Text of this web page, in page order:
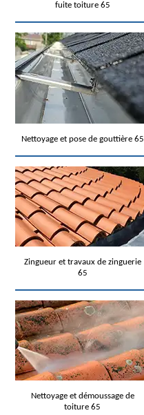
fuite toiture 65
Nettoyage et pose de gouttière 65
Zingueur et travaux de zinguerie
65
Nettoyage et démoussage de
toiture 65